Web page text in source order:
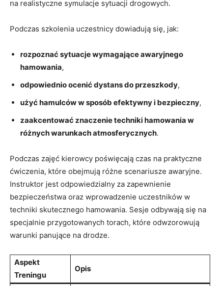
na realistyczne symulacje sytuacji drogowych.
Podczas szkolenia uczestnicy ‍dowiadują się, jak:
rozpoznać sytuacje wymagające awaryjnego
hamowania,
odpowiednio ocenić dystans do przeszkody,
użyć hamulców ⁤w sposób efektywny​ i bezpieczny,
zaakcentować znaczenie techniki‌ hamowania w
różnych warunkach atmosferycznych.
Podczas zajęć kierowcy poświęcają czas ⁢na praktyczne
ćwiczenia, które obejmują różne scenariusze awaryjne.
Instruktor jest​ odpowiedzialny za zapewnienie
⁢bezpieczeństwa oraz⁤ wprowadzenie uczestników w
techniki skutecznego hamowania. Sesje⁢ odbywają‌ się na
specjalnie przygotowanych torach, które odwzorowują
warunki panujące na drodze.
Aspekt
Treningu
Opis